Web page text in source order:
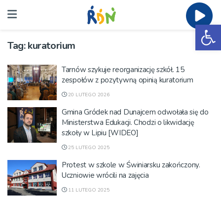
Tag:kuratorium
Tarnów szykuje reorganizację szkół. 15
zespołów z pozytywną opinią kuratorium
20 LUTEGO 2026
Gmina Gródek nad Dunajcem odwołała się do
Ministerstwa Edukacji. Chodzi o likwidację
szkoły w Lipiu [WIDEO]
25 LUTEGO 2025
Protest w szkole w Świniarsku zakończony.
Uczniowie wrócili na zajęcia
11 LUTEGO 2025